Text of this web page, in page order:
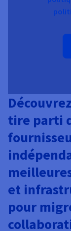
tire parti
et
pour